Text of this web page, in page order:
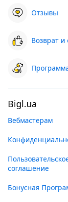
Отзывы
Возврат и
Bigl.ua
Вебмастерам
соглашение
Бонусная